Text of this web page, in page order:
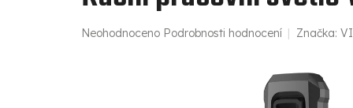
Průměrné
Neohodnoceno Podrobnosti hodnocení Značka: